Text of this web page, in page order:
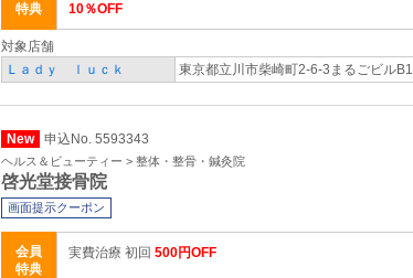
特典
10％OFF
対象店舗
Ｌａｄｙ ｌｕｃｋ
東京都立川市柴崎町2-6-3まるごビルB1
New 申込No. 5593343
ヘルス＆ビューティー > 整体・整骨・鍼灸院
啓光堂接骨院
画面提示クーポン
会員
特典
実費治療 初回 500円OFF